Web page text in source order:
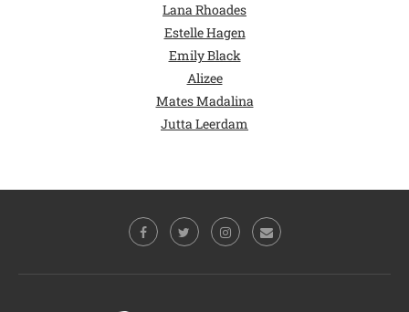
Lana Rhoades
Estelle Hagen
Emily Black
Alizee
Mates Madalina
Jutta Leerdam